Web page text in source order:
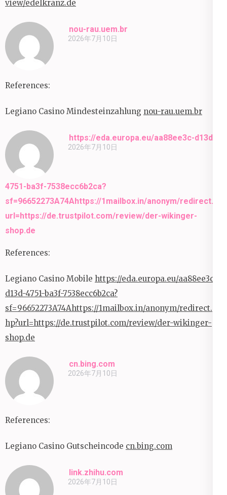
view/edelkranz.de
nou-rau.uem.br
2026年7月10日
References:
Legiano Casino Mindesteinzahlung nou-rau.uem.br
https://eda.europa.eu/aa88ee3c-d13d-
4751-ba3f-7538ecc6b2ca?
sf=96652273A74Ahttps://1mailbox.in/anonym/
url=https://de.trustpilot.com/review/der-wikinger-
shop.de
2026年7月10日
References:
Legiano Casino Mobile https://eda.europa.eu/aa88ee3c-
d13d-4751-ba3f-7538ecc6b2ca?
sf=96652273A74Ahttps://1mailbox.in/anonym/redirect.p
hp?url=https://de.trustpilot.com/review/der-wikinger-
shop.de
cn.bing.com
2026年7月10日
References:
Legiano Casino Gutscheincode cn.bing.com
link.zhihu.com
2026年7月10日